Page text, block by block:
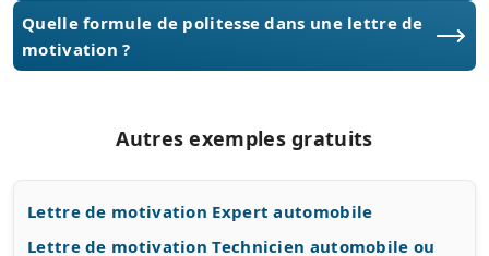
Quelle formule de politesse dans une lettre de
motivation ?
Autres exemples gratuits
Lettre de motivation Expert automobile
Lettre de motivation Technicien automobile ou